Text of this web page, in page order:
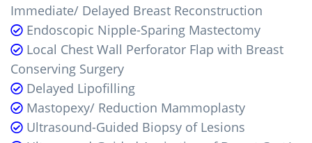
Immediate/ Delayed Breast Reconstruction
Endoscopic Nipple-Sparing Mastectomy
Local Chest Wall Perforator Flap with Breast
Conserving Surgery
Delayed Lipofilling
Mastopexy/ Reduction Mammoplasty
Ultrasound-Guided Biopsy of Lesions